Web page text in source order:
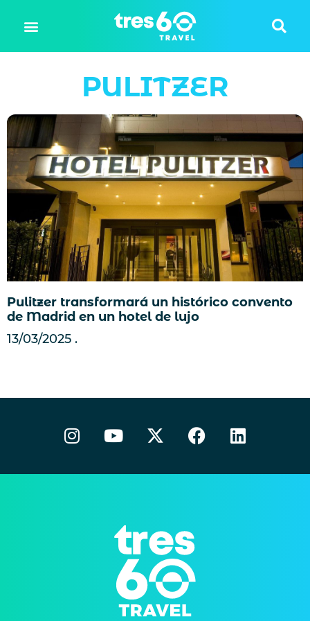
PULITZER
Pulitzer transformará un histórico convento
de Madrid en un hotel de lujo
13/03/2025